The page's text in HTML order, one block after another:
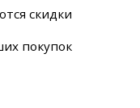
скидки
покупок